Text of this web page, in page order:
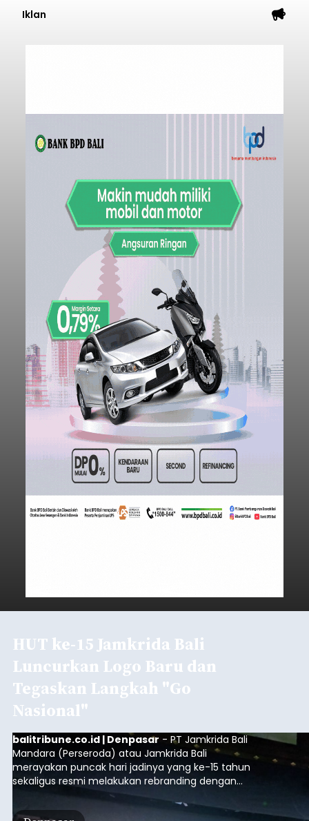
Iklan
HUT ke-15 Jamkrida Bali
Luncurkan Logo Baru dan
Tegaskan Langkah "Go
Nasional"
balitribune.co.id | Denpasar - PT Jamkrida Bali
Mandara (Perseroda) atau Jamkrida Bali
merayakan puncak hari jadinya yang ke-15 tahun
sekaligus resmi melakukan rebranding dengan
meluncurkan logo baru perusahaan. Peluncuran
ini digelar dalam acara bertajuk "ELEVATE 15: